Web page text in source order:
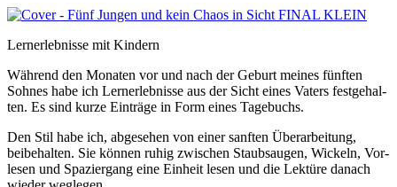
Lernerlebnisse mit Kindern
Während den Monaten vor und nach der Geburt meines fün­ften
Sohnes habe ich Lern­erleb­nisse aus der Sicht eines Vaters fest­ge­hal­
ten. Es sind kurze Ein­träge in Form eines Tagebuchs.
Den Stil habe ich, abge­se­hen von einer san­ften Überar­beitung,
beibehal­ten. Sie kön­nen ruhig zwis­chen Staub­saugen, Wick­eln, Vor­
lesen und Spazier­gang eine Ein­heit lesen und die Lek­türe danach